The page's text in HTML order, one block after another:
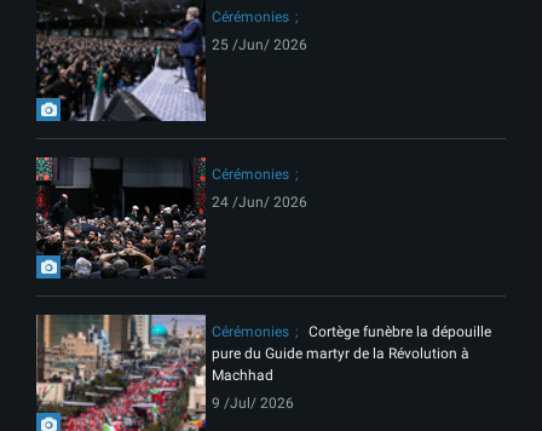
Cérémonies
25 /Jun/ 2026
Cérémonies
24 /Jun/ 2026
Cérémonies
Cortège funèbre la dépouille
pure du Guide martyr de la Révolution à
Machhad
9 /Jul/ 2026